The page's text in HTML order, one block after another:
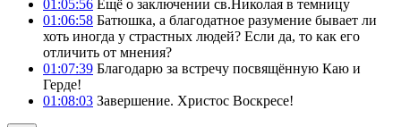
01:05:56 Ещё о заключении св.Николая в темницу
01:06:58 Батюшка, а благодатное разумение бывает ли
хоть иногда у страстных людей? Если да, то как его
отличить от мнения?
01:07:39 Благодарю за встречу посвящённую Каю и
Герде!
01:08:03 Завершение. Христос Воскресе!